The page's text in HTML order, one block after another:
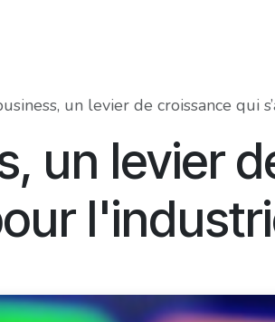
un levier de croissance qui
un levier